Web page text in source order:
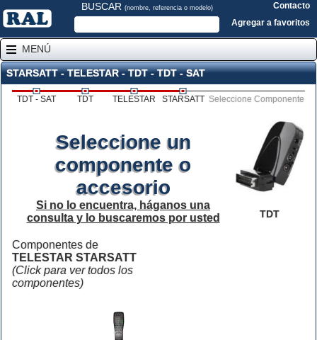
BUSCAR (nombre, referencia o modelo)
Contacto
Agregar a favoritos
MENÚ
STARSATT - TELESTAR - TDT - TDT - SAT
TDT - SAT TDT TELESTAR STARSATT Seleccione Componente
TDT
Seleccione un
componente o
accesorio
Si no lo encuentra, háganos una
consulta y lo buscaremos por usted
Componentes de
TELESTAR STARSATT
(Click para ver todos los
componentes)